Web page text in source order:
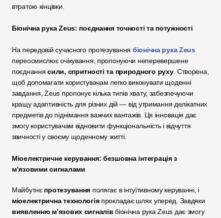
втратою кінцівки.
Біонічна рука Zeus: поєднання точності та потужності
На передовій сучасного протезування біонічна рука Zeus
переосмислює очікування, пропонуючи неперевершене
поєднання сили, спритності та природного руху. Створена,
щоб допомагати користувачам легко виконувати щоденні
завдання, Zeus пропонує кілька типів хвату, забезпечуючи
кращу адаптивність для різних дій — від утримання делікатних
предметів до піднімання важчих вантажів. Ця інновація дає
змогу користувачам відновити функціональність і відчуття
звичності у своєму щоденному житті.
Міоелектричне керування: безшовна інтеграція з
м’язовими сигналами
Майбутнє протезування
міоелектрична технологія
виявленню м’язових сигналів біонічна рука Zeus дає змогу